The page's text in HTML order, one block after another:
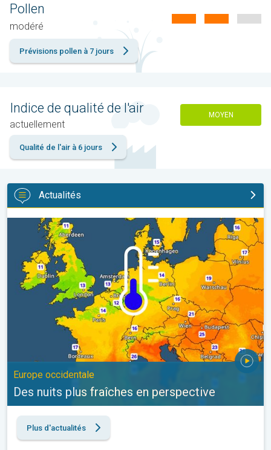
Pollen
modéré
Prévisions pollen à 7 jours
Indice de qualité de l'air
actuellement
MOYEN
Qualité de l'air à 6 jours
Actualités
Des nuits plus fraîches en perspective. Europe occidentale. . .
Europe occidentale
Des nuits plus fraîches en perspective
Plus d'actualités